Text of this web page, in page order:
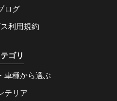
ログ
利用規約
ゴリ
車種から選ぶ
テリア